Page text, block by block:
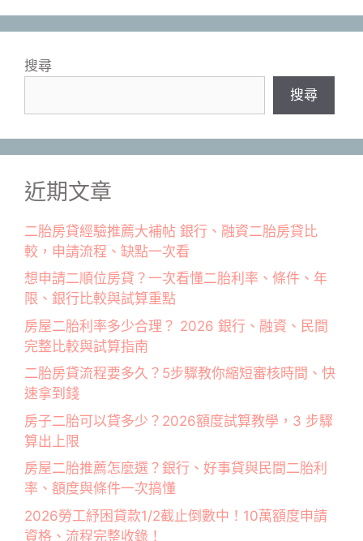
搜尋
搜尋
近期文章
二胎房貸經驗推薦大補帖 銀行、融資二胎房貸比
較，申請流程、缺點一次看
想申請二順位房貸？一次看懂二胎利率、條件、年
限、銀行比較與試算重點
房屋二胎利率多少合理？ 2026 銀行、融資、民間
完整比較與試算指南
二胎房貸流程要多久？5步驟教你縮短審核時間、快
速拿到錢
房子二胎可以貸多少？2026額度試算教學，3 步驟
算出上限
房屋二胎推薦怎麼選？銀行、好事貸與民間二胎利
率、額度與條件一次搞懂
2026勞工紓困貸款1/2截止倒數中！10萬額度申請
資格、流程完整收錄！